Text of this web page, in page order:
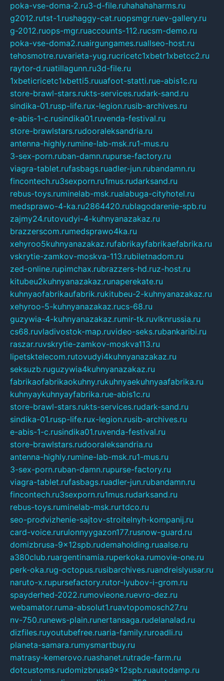
poka-vse-doma-2.ru3-d-file.ruhahahaharms.ru
g2012.rutst-1.rushaggy-cat.ruopsmgr.ruev-gallery.ru
g-2012.ruops-mgr.ruaccounts-112.rucsm-demo.ru
poka-vse-doma2.ruairgungames.ruallseo-host.ru
tehosmotre.ruvarieta-yug.rucricetc1xbetr1xbetcc2.ru
raytor-d.ruatillagunn.ru3d-file.ru
1xbeticricetc1xbetti5.ruuafoot-statti.rue-abis1c.ru
store-brawl-stars.rukts-services.rudark-sand.ru
sindika-01.rusp-life.rux-legion.rusib-archives.ru
e-abis-1-c.rusindika01.ruvenda-festival.ru
store-brawlstars.rudooraleksandria.ru
antenna-highly.rumine-lab-msk.ru1-mus.ru
3-sex-porn.ruban-damn.rupurse-factory.ru
viagra-tablet.rufasbags.ruadler-jun.rubandamn.ru
fincontech.ru3sexporn.ru1mus.rudarksand.ru
rebus-toys.ruminelab-msk.rualabuga-cityhotel.ru
medsprawo-4-ka.ru2864420.rublagodarenie-spb.ru
zajmy24.rutovudyi-4-kuhnyanazakaz.ru
brazzerscom.rumedsprawo4ka.ru
xehyroo5kuhnyanazakaz.rufabrikayfabrikaefabrika.ru
vskrytie-zamkov-moskva-113.rubiletnadom.ru
zed-online.rupimchax.rubrazzers-hd.ruz-host.ru
kitubeu2kuhnyanazakaz.runaperekate.ru
kuhnyaofabrikaufabrik.rukitubeu-2-kuhnyanazakaz.ru
xehyroo-5-kuhnyanazakaz.rucs-68.ru
guzywia-4-kuhnyanazakaz.rumir-tk.ruvlknrussia.ru
cs68.ruvladivostok-map.ruvideo-seks.rubankaribi.ru
raszar.ruvskrytie-zamkov-moskva113.ru
lipetsktelecom.rutovudyi4kuhnyanazakaz.ru
seksuzb.ruguzywia4kuhnyanazakaz.ru
fabrikaofabrikaokuhny.rukuhnyaekuhnyaafabrika.ru
kuhnyaykuhnyayfabrika.rue-abis1c.ru
store-brawl-stars.rukts-services.rudark-sand.ru
sindika-01.rusp-life.rux-legion.rusib-archives.ru
e-abis-1-c.rusindika01.ruvenda-festival.ru
store-brawlstars.rudooraleksandria.ru
antenna-highly.rumine-lab-msk.ru1-mus.ru
3-sex-porn.ruban-damn.rupurse-factory.ru
viagra-tablet.rufasbags.ruadler-jun.rubandamn.ru
fincontech.ru3sexporn.ru1mus.rudarksand.ru
rebus-toys.ruminelab-msk.rurtdco.ru
seo-prodvizhenie-sajtov-stroitelnyh-kompanij.ru
card-voice.rurulonnyygazon177.rusnow-guard.ru
domizbrusa-9x12spb.rudemaholding.ruaalse.ru
a380club.ruargentinamia.ruperkoka.rumovie-one.ru
perk-oka.rug-octopus.rusibarchives.ruandreislyusar.ru
naruto-x.rupursefactory.rutor-lyubov-i-grom.ru
spayderhed-2022.rumovieone.ruevro-dez.ru
webamator.ruma-absolut1.ruavtopomosch27.ru
nv-750.runews-plain.runertansaga.rudelanalad.ru
dizfiles.ruyoutubefree.ruaria-family.ruroadli.ru
planeta-samara.rumysmartbuy.ru
matrasy-kemerovo.ruashanet.rutrade-farm.ru
dotcustoms.rudomizbrusa9x12spb.ruautodamp.ru